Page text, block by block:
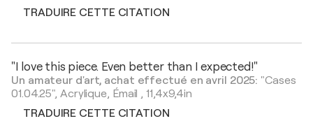
TRADUIRE CETTE CITATION
"I love this piece. Even better than I expected!"
Un amateur d'art, achat effectué en avril 2025: "Cases
01.04.25", Acrylique, Émail ,11,4x9,4in
TRADUIRE CETTE CITATION